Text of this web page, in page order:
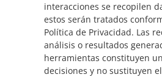
interacciones se recopilen
estos serán tratados
Política de Privacidad. Las
análisis o resultados
herramientas constituyen
decisiones y no sustituyen